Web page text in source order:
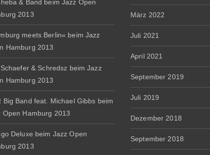
& Band beim Jazz Open
2013
meets Berlin« beim Jazz
Hamburg 2013
& Schredsz beim Jazz
Hamburg 2013
Big Band feat. Michael Gibbs beim
Open Hamburg 2013
Deluxe beim Jazz Open
2013
März 2022
Juli 2021
April 2021
September 2019
Juli 2019
Dezember 2018
September 2018